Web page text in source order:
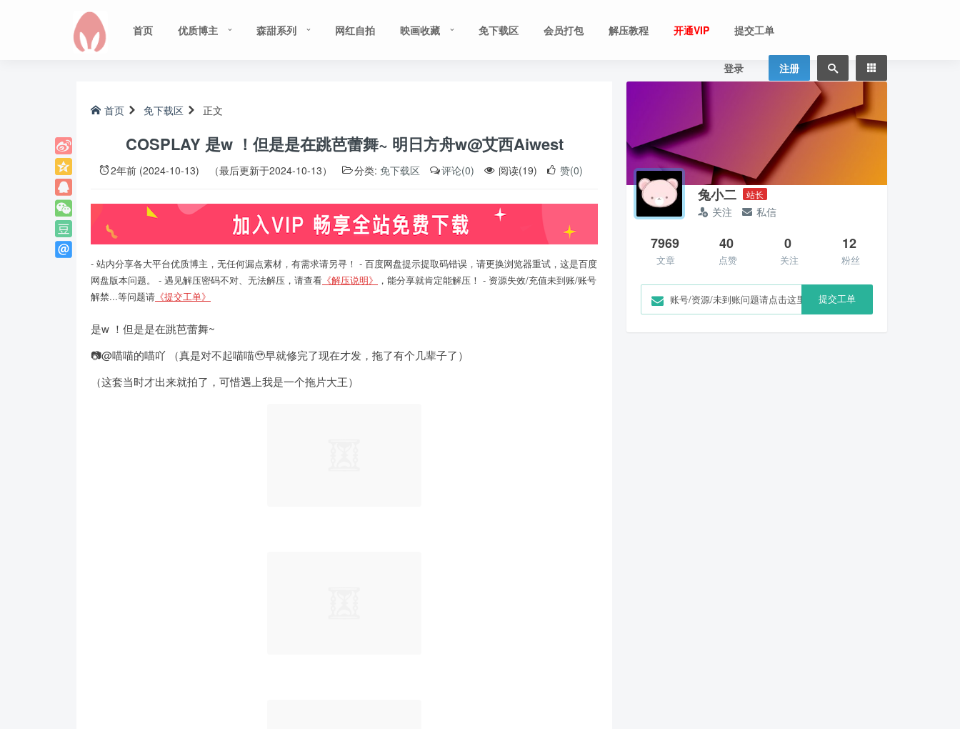
首页 优质博主 森甜系列 网红自拍 映画收藏 免下载区 会员打包 解压教程 开通VIP 提交工单
登录 注册
首页 免下载区 正文
COSPLAY 是w ！但是是在跳芭蕾舞~ 明日方舟w@艾西Aiwest
2年前 (2024-10-13) （最后更新于2024-10-13） 分类: 免下载区 评论(0) 阅读(19) 赞(0)
- 站内分享各大平台优质博主，无任何漏点素材，有需求请另寻！ - 百度网盘提示提取码错误，请更换浏览器重试，这是百度
网盘版本问题。 - 遇见解压密码不对、无法解压，请查看 《解压说明》
，能分享就肯定能解压！ - 资源失效/充值未到账/账号
解禁...等问题请 《提交工单》
是w ！但是是在跳芭蕾舞~
📷@喵喵的喵吖 （真是对不起喵喵🥹早就修完了现在才发，拖了有个几辈子了）
（这套当时才出来就拍了，可惜遇上我是一个拖片大王） ​
兔小二 站长
关注 私信
7969
文章
40
点赞
0
关注
12
粉丝
账号/资源/未到账问题请点击这里 提交工单